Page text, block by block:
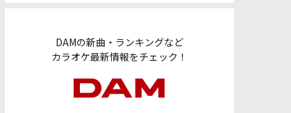
DAMの新曲・ランキングなど
カラオケ最新情報をチェック！